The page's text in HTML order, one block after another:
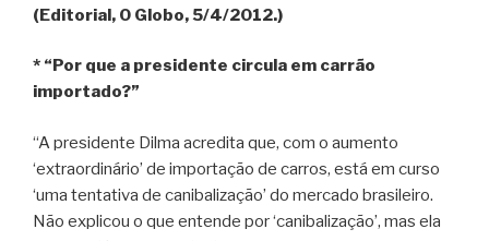
(Editorial, O Globo, 5/4/2012.)
* “Por que a presidente circula em carrão
importado?”
“A presidente Dilma acredita que, com o aumento
‘extraordinário’ de importação de carros, está em curso
‘uma tentativa de canibalização’ do mercado brasileiro.
Não explicou o que entende por ‘canibalização’, mas ela